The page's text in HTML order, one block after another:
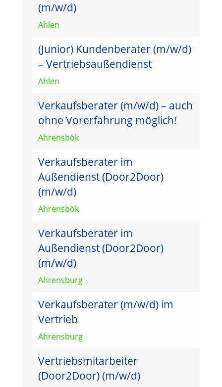
(m/w/d)
Ahlen
(Junior) Kundenberater (m/w/d)
– Vertriebsaußendienst
Ahlen
Verkaufsberater (m/w/d) – auch
ohne Vorerfahrung möglich!
Ahrensbök
Verkaufsberater im
Außendienst (Door2Door)
(m/w/d)
Ahrensbök
Verkaufsberater im
Außendienst (Door2Door)
(m/w/d)
Ahrensburg
Verkaufsberater (m/w/d) im
Vertrieb
Ahrensburg
Vertriebsmitarbeiter
(Door2Door) (m/w/d)